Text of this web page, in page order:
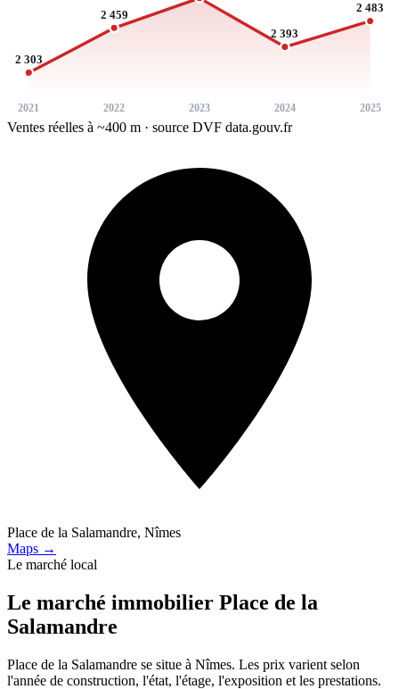
2 303
2021
2 459
2022 2023
2 393
2024
2 483
2025
Ventes réelles à ~400 m · source DVF data.gouv.fr
Place de la Salamandre, Nîmes
Maps →
Le marché local
Le marché immobilier Place de la
Salamandre
Place de la Salamandre se situe à Nîmes. Les prix varient selon
l'année de construction, l'état, l'étage, l'exposition et les prestations.